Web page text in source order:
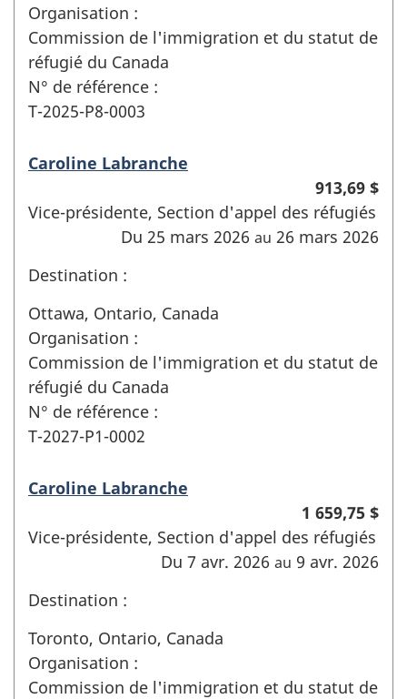
Organisation :
Commission de l'immigration et du statut de
réfugié du Canada
N° de référence :
T-2025-P8-0003
Caroline Labranche
913,69 $
Vice-présidente, Section d'appel des réfugiés
Du 25 mars 2026 au 26 mars 2026
Destination :
Ottawa, Ontario, Canada
Organisation :
Commission de l'immigration et du statut de
réfugié du Canada
N° de référence :
T-2027-P1-0002
Caroline Labranche
1 659,75 $
Vice-présidente, Section d'appel des réfugiés
Du 7 avr. 2026 au 9 avr. 2026
Destination :
Toronto, Ontario, Canada
Organisation :
Commission de l'immigration et du statut de